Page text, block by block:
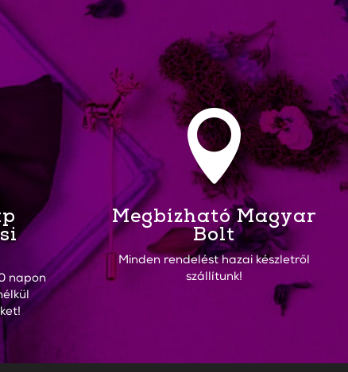
napon

Megbízható Magyar
Bolt
Minden rendelést hazai készletről
szállítunk!